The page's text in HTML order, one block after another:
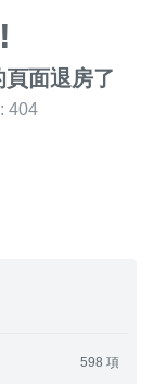
面退房了
404
598 項